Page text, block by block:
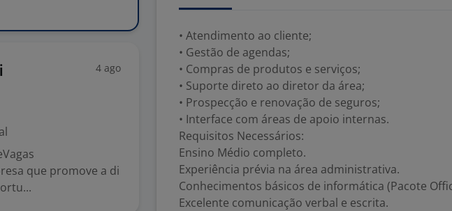
4 ago
que promove a di
• Atendimento ao cliente;
• Gestão de agendas;
• Compras de produtos e serviços;
• Suporte direto ao diretor da área;
• Prospecção e renovação de seguros;
• Interface com áreas de apoio internas.
Requisitos Necessários:
Ensino Médio completo.
Experiência prévia na área administrativa.
Conhecimentos básicos de informática (Pacote
Excelente comunicação verbal e escrita.